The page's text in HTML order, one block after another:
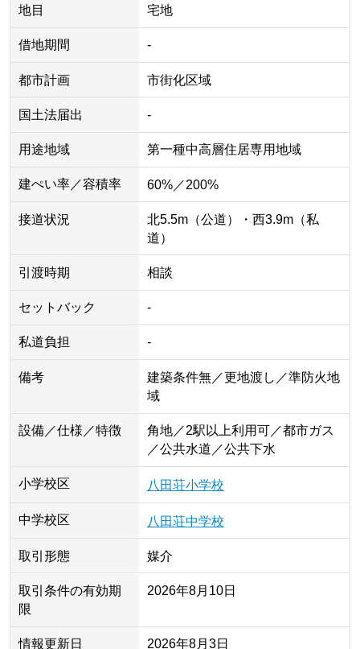
地目 宅地
借地期間 -
都市計画 市街化区域
国土法届出 -
用途地域 第一種中高層住居専用地域
建ぺい率／容積率 60%／200%
接道状況
北5.5m（公道）・西3.9m（私
道）
引渡時期 相談
セットバック -
私道負担 -
備考
建築条件無／更地渡し／準防火地
域
設備／仕様／特徴
角地／2駅以上利用可／都市ガス
／公共水道／公共下水
小学校区 八田荘小学校
中学校区 八田荘中学校
取引形態 媒介
取引条件の有効期
限
2026年8月10日
情報更新日 2026年8月3日